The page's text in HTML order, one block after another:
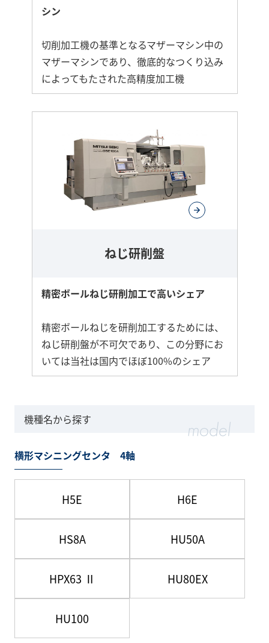
シン
切削加工機の基準となるマザーマシン中の
マザーマシンであり、徹底的なつくり込み
によってもたされた高精度加工機
ねじ研削盤
精密ボールねじ研削加工で高いシェア
精密ボールねじを研削加工するためには、
ねじ研削盤が不可欠であり、この分野にお
いては当社は国内でほぼ100%のシェア
機種名から探す
横形マシニングセンタ 4軸
H5E H6E
HS8A HU50A
HPX63 Ⅱ HU80EX
HU100